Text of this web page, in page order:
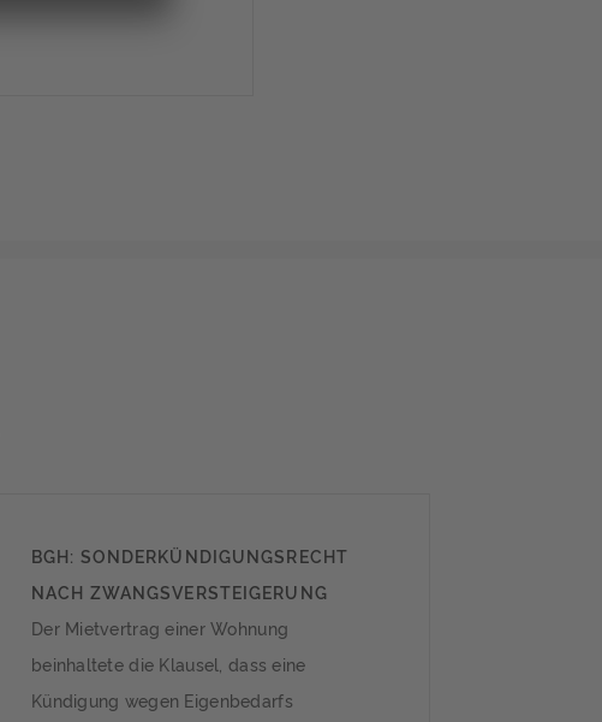
BGH: SONDERKÜNDIGUNGSRECHT
NACH ZWANGSVERSTEIGERUNG
Der Mietvertrag einer Wohnung
beinhaltete die Klausel, dass eine
Kündigung wegen Eigenbedarfs